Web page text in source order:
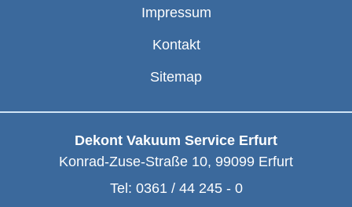
Impressum
Kontakt
Sitemap
Dekont Vakuum Service Erfurt
Konrad-Zuse-Straße 10, 99099 Erfurt
Tel: 0361 / 44 245 - 0